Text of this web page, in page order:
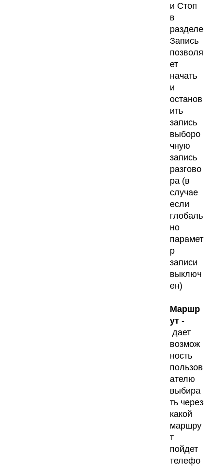
и Стоп
в
разделе
Запись
позволя
ет
начать
и
останов
ить
запись
выборо
чную
запись
разгово
ра (в
случае
если
глобаль
но
парамет
р
записи
выключ
ен)
Маршр
ут -
дает
возмож
ность
пользов
ателю
выбира
ть через
какой
маршру
т
пойдет
телефо